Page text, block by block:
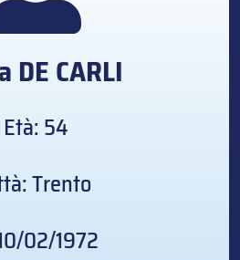
DE CARLI
Età: 54
Trento
02/1972